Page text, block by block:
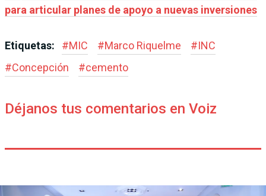
para articular planes de apoyo a nuevas inversiones
Etiquetas: #MIC #Marco Riquelme #INC
#Concepción #cemento
Déjanos tus comentarios en Voiz